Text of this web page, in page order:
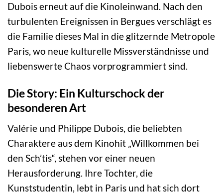
Dubois erneut auf die Kinoleinwand. Nach den
turbulenten Ereignissen in Bergues verschlägt es
die Familie dieses Mal in die glitzernde Metropole
Paris, wo neue kulturelle Missverständnisse und
liebenswerte Chaos vorprogrammiert sind.
Die Story: Ein Kulturschock der
besonderen Art
Valérie und Philippe Dubois, die beliebten
Charaktere aus dem Kinohit „Willkommen bei
den Sch’tis“, stehen vor einer neuen
Herausforderung. Ihre Tochter, die
Kunststudentin, lebt in Paris und hat sich dort